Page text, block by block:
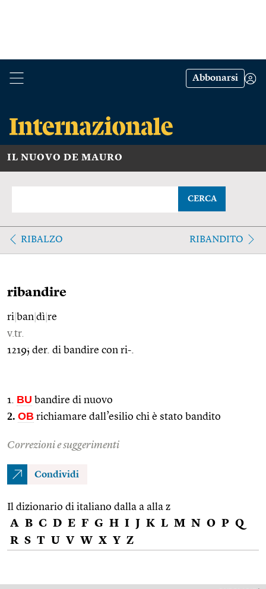
Abbonarsi
IL NUOVO DE MAURO
CERCA
RIBALZO RIBANDITO
ribandire
ri ban dì re
v.tr.
1219; der. di bandire con ri-.
1. BU bandire di nuovo
2. OB richiamare dall’esilio chi è stato bandito
Correzioni e suggerimenti
Condividi
Il dizionario di italiano dalla a alla z
A B C D E F G H I J K L M N O P Q
R S T U V W X Y Z